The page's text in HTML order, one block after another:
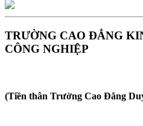
TRƯỜNG CAO ĐẲNG
CÔNG NGHIỆP
(Tiền thân Trường Cao Đẳng